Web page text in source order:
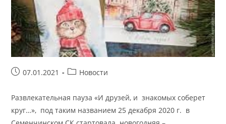
Запись07.01.2021
Рубрика
Новости
Развлекательная пауза «И друзей, и знакомых соберет
круг…», под таким названием 25 декабря 2020 г. в